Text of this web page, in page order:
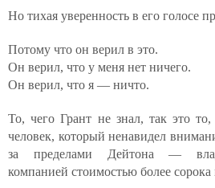
Но тихая уверенность в его голосе
Потому что он верил в это.
Он верил, что у меня нет ничего.
Он верил, что я — ничто.
То, чего Грант не знал, так это
человек, который ненавидел
за пределами Дейтона —
компанией стоимостью более